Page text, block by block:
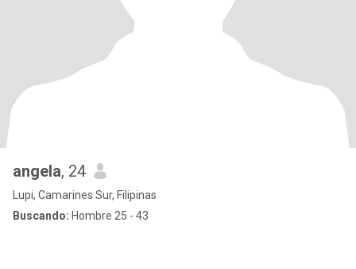
angela, 24
Lupi, Camarines Sur, Filipinas
Buscando: Hombre 25 - 43